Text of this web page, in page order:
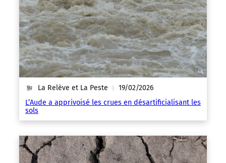
La Relève et La Peste | 19/02/2026
L’Aude a apprivoisé les crues en désartificialisant les
sols